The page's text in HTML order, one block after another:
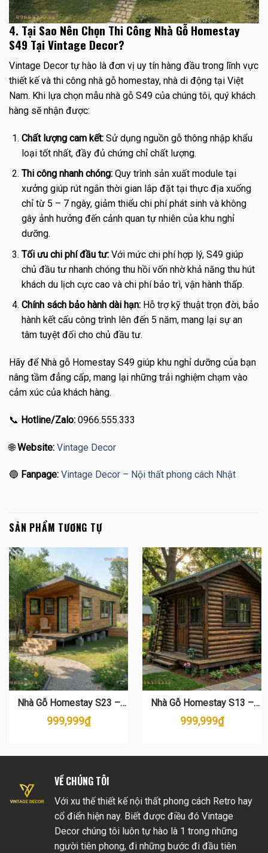
4. Tại Sao Nên Chọn Thi Công Nhà Gỗ Homestay
S49 Tại Vintage Decor?
Vintage Decor tự hào là đơn vị uy tín hàng đầu trong lĩnh vực
thiết kế và thi công nhà gỗ homestay, nhà di động tại Việt
Nam. Khi lựa chọn mẫu nhà gỗ S49 của chúng tôi, quý khách
hàng sẽ nhận được:
Chất lượng cam kết:Sử dụng nguồn gỗ thông nhập khẩu
loại tốt nhất, đầy đủ chứng chỉ chất lượng.
Thi công nhanh chóng:Quy trình sản xuất module tại
xưởng giúp rút ngắn thời gian lắp đặt tại thực địa xuống
chỉ từ 5 – 7 ngày, giảm thiểu chi phí phát sinh và không
gây ảnh hưởng đến cảnh quan tự nhiên của khu nghỉ
dưỡng.
Tối ưu chi phí đầu tư:Với mức chi phí hợp lý, S49 giúp
chủ đầu tư nhanh chóng thu hồi vốn nhờ khả năng thu hút
khách du lịch cực cao và chi phí bảo trì, vận hành thấp.
Chính sách bảo hành dài hạn:Hỗ trợ kỹ thuật trọn đời, bảo
hành kết cấu công trình lên đến 5 năm, mang lại sự an
tâm tuyệt đối cho chủ đầu tư.
Hãy để Nhà gỗ Homestay S49 giúp khu nghỉ dưỡng của bạn
nâng tầm đẳng cấp, mang lại những trải nghiệm chạm vào
cảm xúc của khách hàng.
📞 Hotline/Zalo: 0966.555.333
🌐Website: Vintage Decor
🔵 Fanpage: Vintage Decor – Nội thất phong cách Nhật
SẢN PHẨM TƯƠNG TỰ
Nhà Gỗ Homestay S23 –
Thiết Kế Gỗ Thông Hiện Đại
& Sang Trọng
999,999₫
Nhà Gỗ Homestay S13 –
Thiết Kế Rustic Đẹp, Giá Rẻ
999,999₫
VỀ CHÚNG TÔI
Với xu thế thiết kế nội thất phong cách Retro hay
cổ điển hiện nay. Biết được điều đó Vintage
Decor chúng tôi luôn tự hào là 1 trong những
người tiên phong, đi những bước đi đầu tiên